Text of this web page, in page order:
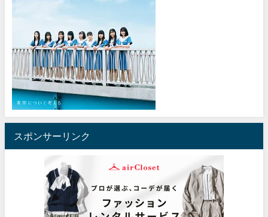
スポンサーリンク